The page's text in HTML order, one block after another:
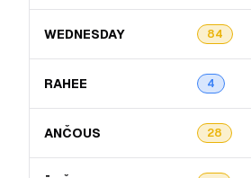
WEDNESDAY 84
RAHEE 4
ANČOUS 28